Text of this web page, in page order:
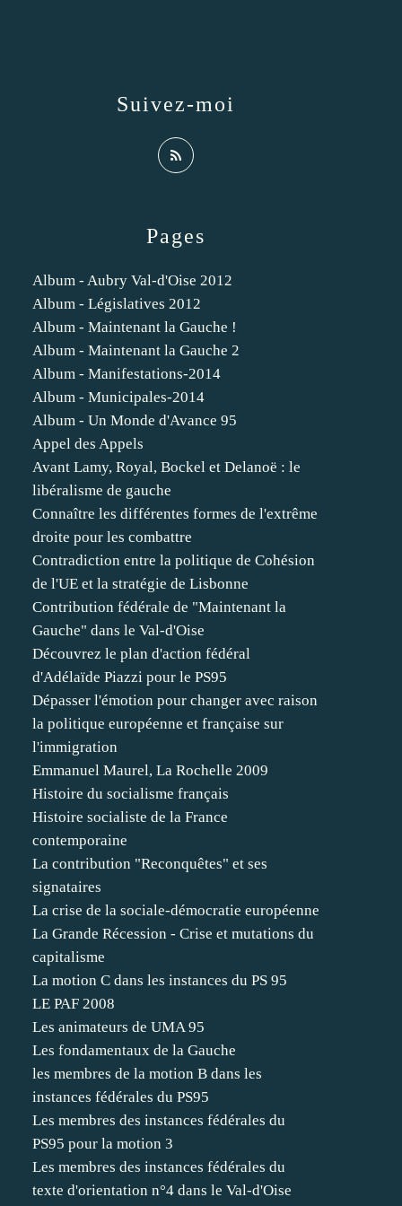
Pages
Album - Aubry Val-d'Oise 2012
Album - Législatives 2012
Album - Maintenant la Gauche !
Album - Maintenant la Gauche 2
Album - Manifestations-2014
Album - Municipales-2014
Album - Un Monde d'Avance 95
Appel des Appels
Avant Lamy, Royal, Bockel et Delanoë : le
libéralisme de gauche
Connaître les différentes formes de l'extrême
droite pour les combattre
Contradiction entre la politique de Cohésion
de l'UE et la stratégie de Lisbonne
Contribution fédérale de "Maintenant la
Gauche" dans le Val-d'Oise
Découvrez le plan d'action fédéral
d'Adélaïde Piazzi pour le PS95
Dépasser l'émotion pour changer avec raison
la politique européenne et française sur
l'immigration
Emmanuel Maurel, La Rochelle 2009
Histoire du socialisme français
Histoire socialiste de la France
contemporaine
La contribution "Reconquêtes" et ses
signataires
La crise de la sociale-démocratie européenne
La Grande Récession - Crise et mutations du
capitalisme
La motion C dans les instances du PS 95
LE PAF 2008
Les animateurs de UMA 95
Les fondamentaux de la Gauche
les membres de la motion B dans les
instances fédérales du PS95
Les membres des instances fédérales du
PS95 pour la motion 3
Les membres des instances fédérales du
texte d'orientation n°4 dans le Val-d'Oise
Suivez-moi